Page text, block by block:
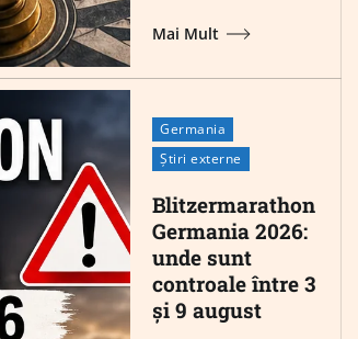
Mai Mult
Germania
Știri externe
Blitzermarathon
Germania 2026:
unde sunt
controale între 3
și 9 august